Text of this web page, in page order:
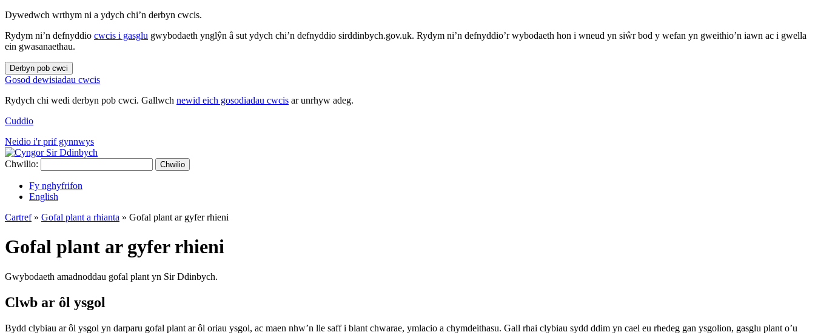
Dywedwch wrthym ni a ydych chi’n derbyn cwcis.
Rydym ni’n defnyddio cwcis i gasglu gwybodaeth ynglŷn â sut ydych chi’n defnyddio sirddinbych.gov.uk. Rydym ni’n defnyddio’r wybodaeth hon i wneud yn siŵr bod y wefan yn gweithio’n iawn ac i gwella
ein gwasanaethau.
Derbyn pob cwci
Gosod dewisiadau cwcis
Rydych chi wedi derbyn pob cwci. Gallwch newid eich gosodiadau cwcis ar unrhyw adeg.
Cuddio
Neidio i'r prif gynnwys
Chwilio: Chwilio
Fy nghyfrifon
English
Cartref» Gofal plant a rhianta » Gofal plant ar gyfer rhieni
Gofal plant ar gyfer rhieni
Gwybodaeth amadnoddau gofal plant yn Sir Ddinbych.
Clwb ar ôl ysgol
Bydd clybiau ar ôl ysgol yn darparu gofal plant ar ôl oriau ysgol, ac maen nhw’n lle saff i blant chwarae, ymlacio a chymdeithasu. Gall rhai clybiau sydd ddim yn cael eu rhedeg gan ysgolion, gasglu plant o’u